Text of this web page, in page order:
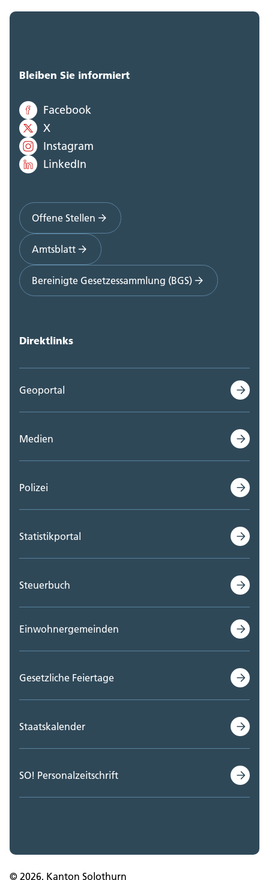
Bleiben Sie informiert
Facebook
X
Instagram
LinkedIn
Offene Stellen
Amtsblatt
Bereinigte Gesetzessammlung (BGS)
Direktlinks
Geoportal
Medien
Polizei
Statistikportal
Steuerbuch
Einwohnergemeinden
Gesetzliche Feiertage
Staatskalender
SO! Personalzeitschrift
© 2026, Kanton Solothurn